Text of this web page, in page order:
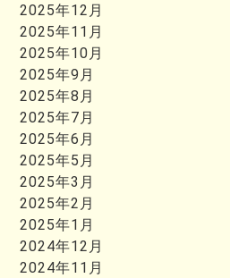
2025年12月
2025年11月
2025年10月
2025年9月
2025年8月
2025年7月
2025年6月
2025年5月
2025年3月
2025年2月
2025年1月
2024年12月
2024年11月